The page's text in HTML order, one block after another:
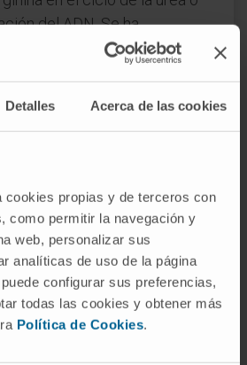
Detalles Acerca de las cookies
cookies propias y de terceros con
como permitir la navegación y
web, personalizar sus
analíticas de uso de la página
configurar sus preferencias,
todas las cookies y obtener más
Política de Cookies.
del ADN. Se ha
un daño en la doble
fumarasa citosólica se
hidratasa» y
refieren a la misma
el nombre trivial, de uso
clínica y en los manuales
hidratasa» (EC
sistemática que le